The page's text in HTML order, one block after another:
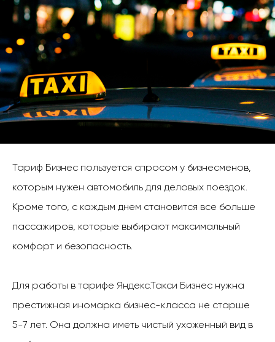
Тариф Бизнес пользуется спросом у бизнесменов,
которым нужен автомобиль для деловых поездок.
Кроме того, с каждым днем становится все больше
пассажиров, которые выбирают максимальный
комфорт и безопасность.
Для работы в тарифе Яндекс.Такси Бизнес нужна
престижная иномарка бизнес-класса не старше
5-7 лет. Она должна иметь чистый ухоженный вид в